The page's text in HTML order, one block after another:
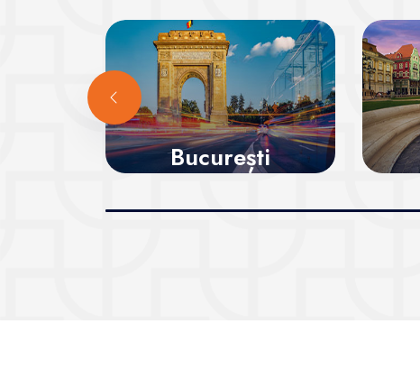
București
Vezi sălile